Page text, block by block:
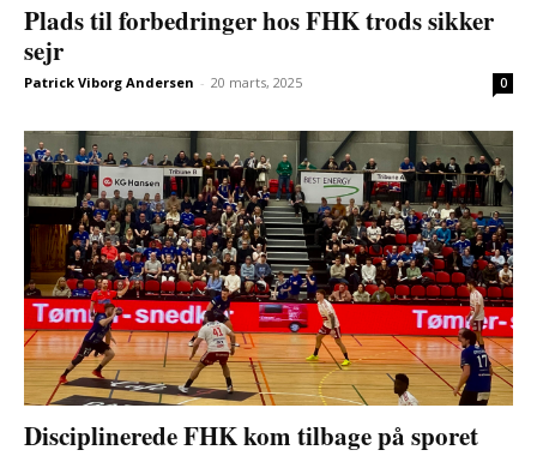
Plads til forbedringer hos FHK trods sikker
sejr
Patrick Viborg Andersen - 20 marts, 2025 0
Disciplinerede FHK kom tilbage på sporet